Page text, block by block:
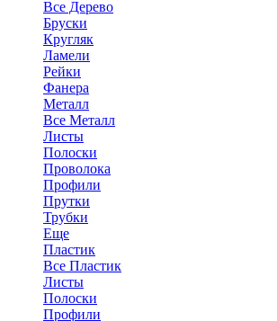
Все Дерево
Бруски
Кругляк
Ламели
Рейки
Фанера
Металл
Все Металл
Листы
Полоски
Проволока
Профили
Прутки
Трубки
Еще
Пластик
Все Пластик
Листы
Полоски
Профили